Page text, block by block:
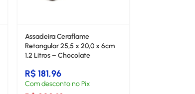
Assadeira Ceraflame
Retangular 25,5 x 20,0 x 6cm
1,2 Litros – Chocolate
R$181,96
Com desconto no Pix